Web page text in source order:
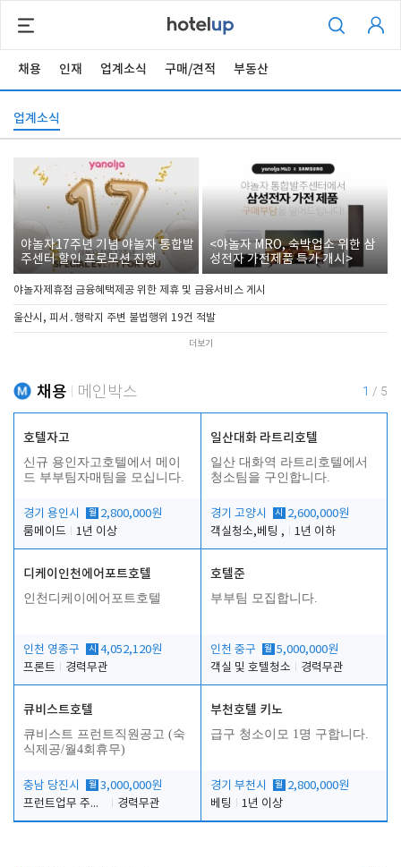
채용 인재 업계소식 구매/견적 부동산
업계소식
야놀자17주년 기념 야놀자 통합발
주센터 할인 프로모션 진행
<야놀자 MRO, 숙박업소 위한 삼
성전자 가전제품 특가 개시>
야놀자제휴점 금융혜택제공 위한 제휴 및 금융서비스 게시
울산시, 피서․행락지 주변 불법행위 19건 적발
더보기
채용 메인박스 1 / 5
호텔자고
신규 용인자고호텔에서 메이
드 부부팀자매팀을 모십니다.
경기 용인시 월 2,800,000원
룸메이드
1년 이상
일산대화 라트리호텔
일산 대화역 라트리호텔에서
청소팀을 구인합니다.
경기 고양시 시
2,600,000원
객실청소,베팅 ,
1년 이하
디케이인천에어포트호텔
인천디케이에어포트호텔
인천 영종구 시 4,052,120원
프론트
경력무관
호텔준
부부팀 모집합니다.
인천 중구 월 5,000,000원
객실 및 호텔청소
경력무관
큐비스트호텔
큐비스트 프런트직원공고 (숙
식제공/월4회휴무)
충남 당진시 월 3,000,000원
프런트업무 주간, 야간
경력무관
부천호텔 키노
급구 청소이모 1명 구합니다.
경기 부천시 월 2,800,000원
베팅
1년 이상